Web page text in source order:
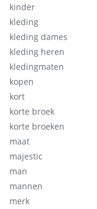
kinder
kleding
kleding dames
kleding heren
kledingmaten
kopen
kort
korte broek
korte broeken
maat
majestic
man
mannen
merk